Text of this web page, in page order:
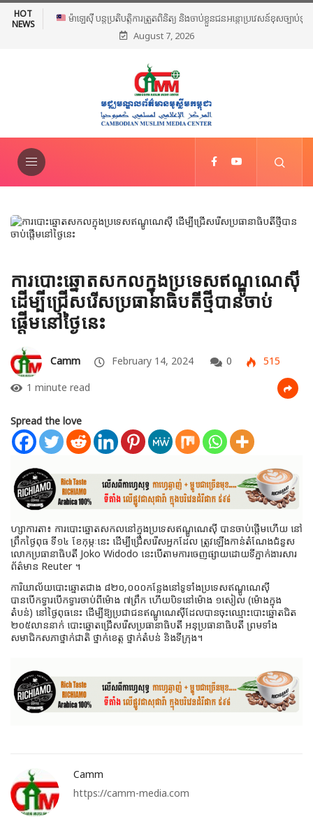
HOT
NEWS
ម៉ាឡេស៊ី បន្តប្រតិបត្តិការត្រួតពិនិត្យ និងចាប់ខ្លួនជនអន្តោប្រវេសន៍ខុស
ច្បាប់ទូទាំងប្រទេស
August 7, 2026
ការបោះឆ្នោតសកលក្នុងប្រទេសឥណ្ឌូណេស៊ី
ដើម្បីជ្រើសរើសប្រធានាធិបតីថ្មីបានចាប់
ផ្តើមនៅថ្ងៃនេះ
Camm February 14, 2024 0
515
1 minute read
Spread the love
ហ្សាការតា៖ ការបោះឆ្នោតសកលនៅក្នុងប្រទេសឥណ្ឌូណេស៊ី បានចាប់ផ្ដើមហើយ នៅ
ព្រឹកថ្ងៃពុធ ទី១៤ ខែកុម្ភៈនេះ ដើម្បីជ្រើសរើសអ្នកដែល ត្រូវឡើងកាន់តំណែងជំនួស
លោកប្រធានាធិបតី Joko Widodo នេះបើតាមការចេញផ្សាយដោយទីភ្នាក់ងារសារ
ព័ត៌មាន Reuter ។
ការិយាល័យបោះឆ្នោតជាង ៨២០,០០០កន្លែងនៅទូទាំងប្រទេសឥណ្ឌូណេស៊ី
បានបើកទ្វារបើកទ្វារចាប់ពីម៉ោង ៧ព្រឹក ហើយបិទនៅម៉ោង ១សៀល (ម៉ោងក្នុង
តំបន់) នៅថ្ងៃពុធនេះ ដើម្បីឱ្យប្រជាជនឥណ្ឌូណេស៊ីដែលបានចុះឈ្មោះបោះឆ្នោតជិត
២០៥លាននាក់ បោះឆ្នោតជ្រើសរើសប្រធានាធិបតី អនុប្រធានាធិបតី ព្រមទាំង
សមាជិកសភាថ្នាក់ជាតិ ថ្នាក់ខេត្ត ថ្នាក់តំបន់ និងទីក្រុង។
Camm
https://camm-media.com